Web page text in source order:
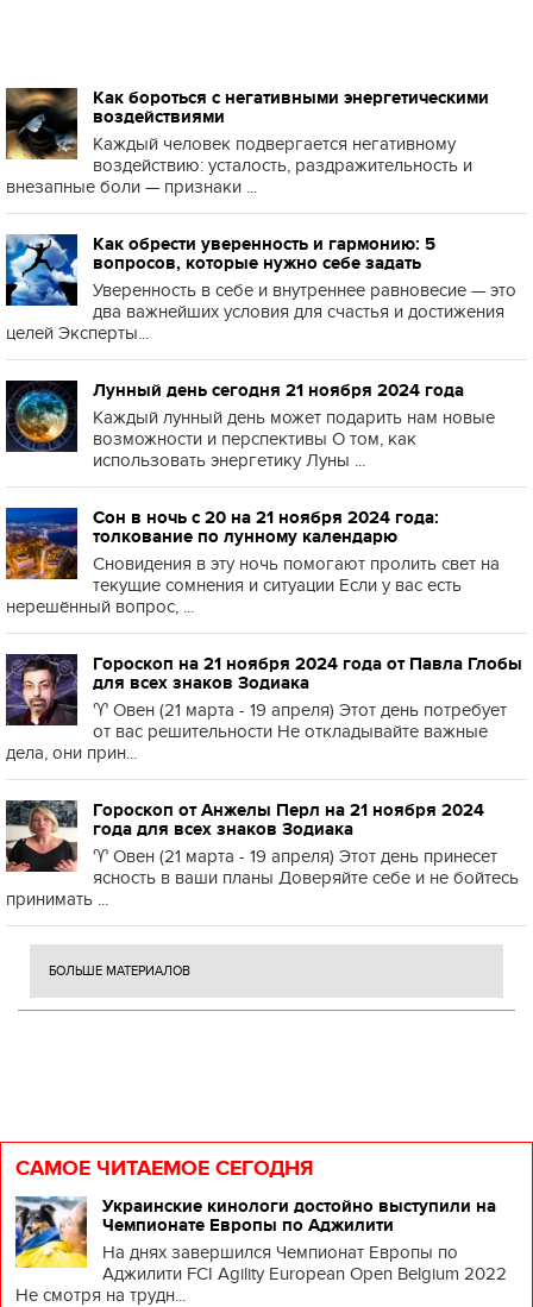
Как бороться с негативными энергетическими
воздействиями
Каждый человек подвергается негативному
воздействию: усталость, раздражительность и
внезапные боли — признаки ...
Как обрести уверенность и гармонию: 5
вопросов, которые нужно себе задать
Уверенность в себе и внутреннее равновесие — это
два важнейших условия для счастья и достижения
целей Эксперты...
Лунный день сегодня 21 ноября 2024 года
Каждый лунный день может подарить нам новые
возможности и перспективы О том, как
использовать энергетику Луны ...
Сон в ночь с 20 на 21 ноября 2024 года:
толкование по лунному календарю
Сновидения в эту ночь помогают пролить свет на
текущие сомнения и ситуации Если у вас есть
нерешённый вопрос, ...
Гороскоп на 21 ноября 2024 года от Павла Глобы
для всех знаков Зодиака
♈️ Овен (21 марта - 19 апреля) Этот день потребует
от вас решительности Не откладывайте важные
дела, они прин...
Гороскоп от Анжелы Перл на 21 ноября 2024
года для всех знаков Зодиака
♈️ Овен (21 марта - 19 апреля) Этот день принесет
ясность в ваши планы Доверяйте себе и не бойтесь
принимать ...
БОЛЬШЕ МАТЕРИАЛОВ
САМОЕ ЧИТАЕМОЕ СЕГОДНЯ
Украинские кинологи достойно выступили на
Чемпионате Европы по Аджилити
На днях завершился Чемпионат Европы по
Аджилити FCI Agility European Open Belgium 2022
Не смотря на трудн...